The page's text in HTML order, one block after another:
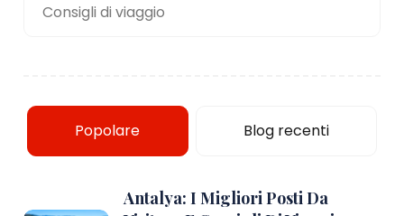
Consigli di viaggio
Popolare Blog recenti
Antalya: I Migliori Posti Da